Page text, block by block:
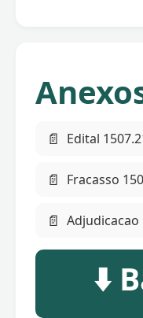
📄 Edital
📄 Fracasso
📄 Adjudicacao
⬇️